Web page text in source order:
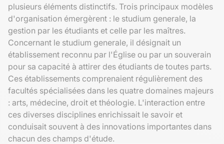
plusieurs éléments distinctifs. Trois principaux modèles
d'organisation émergèrent : le studium generale, la
gestion par les étudiants et celle par les maîtres.
Concernant le studium generale, il désignait un
établissement reconnu par l'Église ou par un souverain
pour sa capacité à attirer des étudiants de toutes parts.
Ces établissements comprenaient régulièrement des
facultés spécialisées dans les quatre domaines majeurs
: arts, médecine, droit et théologie. L'interaction entre
ces diverses disciplines enrichissait le savoir et
conduisait souvent à des innovations importantes dans
chacun des champs d'étude.